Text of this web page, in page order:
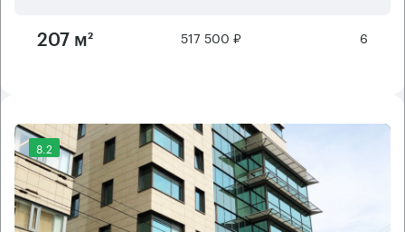
207 м² 517 500 ₽ 6
8.2